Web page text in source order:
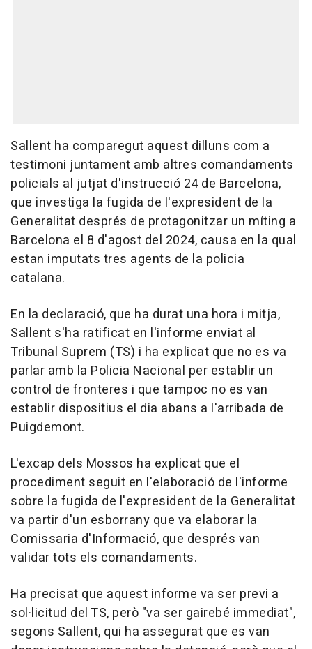
Sallent ha comparegut aquest dilluns com a
testimoni juntament amb altres comandaments
policials al jutjat d'instrucció 24 de Barcelona,
que investiga la fugida de l'expresident de la
Generalitat després de protagonitzar un míting a
Barcelona el 8 d'agost del 2024, causa en la qual
estan imputats tres agents de la policia
catalana.
En la declaració, que ha durat una hora i mitja,
Sallent s'ha ratificat en l'informe enviat al
Tribunal Suprem (TS) i ha explicat que no es va
parlar amb la Policia Nacional per establir un
control de fronteres i que tampoc no es van
establir dispositius el dia abans a l'arribada de
Puigdemont.
L'excap dels Mossos ha explicat que el
procediment seguit en l'elaboració de l'informe
sobre la fugida de l'expresident de la Generalitat
va partir d'un esborrany que va elaborar la
Comissaria d'Informació, que després van
validar tots els comandaments.
Ha precisat que aquest informe va ser previ a
sol·licitud del TS, però "va ser gairebé immediat",
segons Sallent, qui ha assegurat que es van